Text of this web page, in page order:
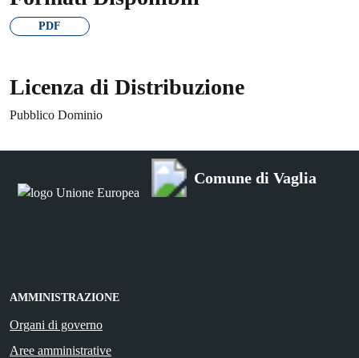
PDF
Licenza di Distribuzione
Pubblico Dominio
Comune di Vaglia
AMMINISTRAZIONE
Organi di governo
Aree amministrative